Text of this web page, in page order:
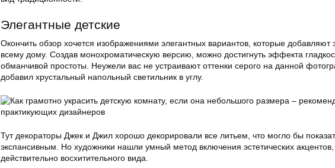
Элегантные детские
Окончить обзор хочется изображениями элегантных вариантов, которые добавляют
всему дому. Создав монохроматическую версию, можно достигнуть эффекта
обманчивой простоты. Неужели вас не устраивают оттенки серого на данной
добавил хрустальный напольный светильник в углу.
Тут декораторы Джек и Джил хорошо декорировали все литьем, что могло бы
экспансивным. Но художники нашли умный метод включения эстетических
действительно восхитительного вида.